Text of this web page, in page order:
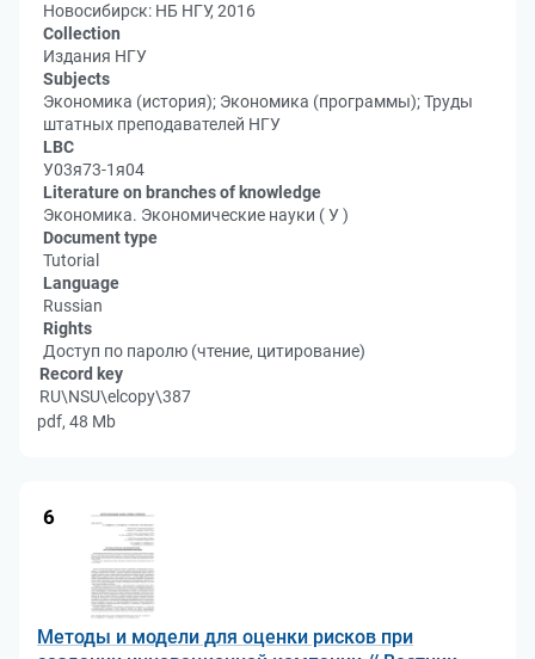
Новосибирск: НБ НГУ, 2016
Collection
Издания НГУ
Subjects
Экономика (история); Экономика (программы); Труды
штатных преподавателей НГУ
LBC
У03я73-1я04
Literature on branches of knowledge
Экономика. Экономические науки ( У )
Document type
Tutorial
Language
Russian
Rights
Доступ по паролю (чтение, цитирование)
Record key
RU\NSU\elcopy\387
pdf, 48 Mb
6
Методы и модели для оценки рисков при